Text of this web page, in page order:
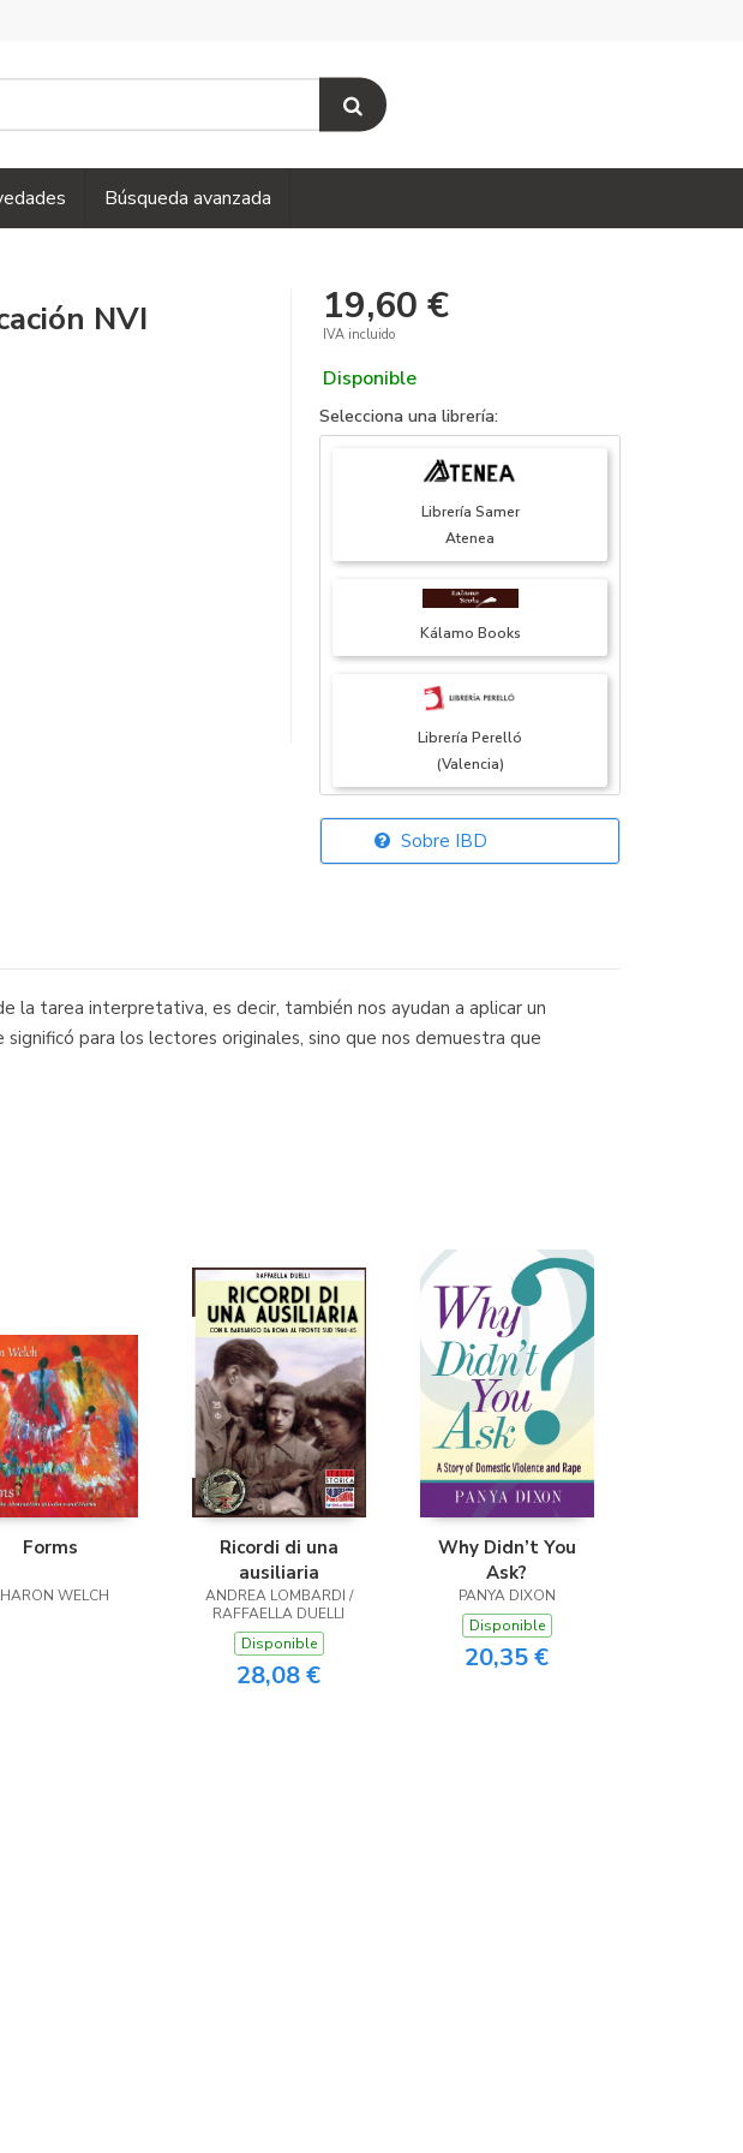
Búsqueda avanzada
NVI
19,60 €
IVA incluido
Disponible
Selecciona una librería:
Librería Samer
Atenea
Kálamo Books
Librería Perelló
(Valencia)
Librería Elías
Sobre IBD
la tarea interpretativa, es decir, también nos ayudan a aplicar un
para los lectores originales, sino que nos demuestra que
Forms
WELCH
Ricordi di una
ausiliaria
ANDREA LOMBARDI /
RAFFAELLA DUELLI
Disponible
28,08 €
Why Didn’t You
Ask?
PANYA DIXON
Disponible
20,35 €